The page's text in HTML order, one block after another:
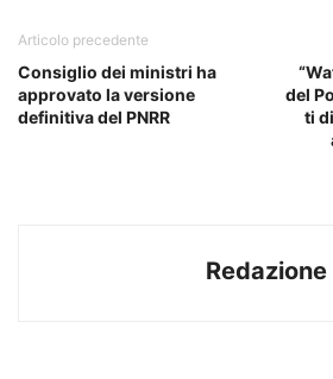
Articolo precedente
Consiglio dei ministri ha
approvato la versione
definitiva del PNRR
del
ti
Redazione